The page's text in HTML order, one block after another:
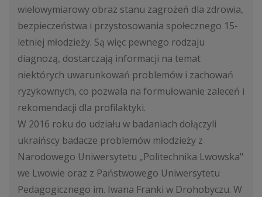
wielowymiarowy obraz stanu zagrożeń dla zdrowia,
bezpieczeństwa i przystosowania społecznego 15-
letniej młodzieży. Są więc pewnego rodzaju
diagnozą, dostarczają informacji na temat
niektórych uwarunkowań problemów i zachowań
ryzykownych, co pozwala na formułowanie zaleceń i
rekomendacji dla profilaktyki.
W 2016 roku do udziału w badaniach dołączyli
ukraińscy badacze problemów młodzieży z
Narodowego Uniwersytetu „Politechnika Lwowska"
we Lwowie oraz z Państwowego Uniwersytetu
Pedagogicznego im. Iwana Franki w Drohobyczu. W